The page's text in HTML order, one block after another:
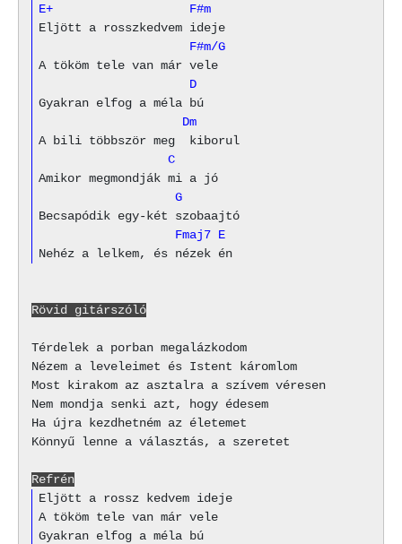
E+                   F#m
                     F#m/G
                     D
                    Dm
                  C
                   G
                   Fmaj7 E
Rövid gitárszóló
Térdelek a porban megalázkodom
Nézem a leveleimet és Istent káromlom
Most kirakom az asztalra a szívem véresen
Nem mondja senki azt, hogy édesem
Ha újra kezdhetném az életemet
Könnyű lenne a választás, a szeretet
Refrén
Eljött a rossz kedvem ideje
A tököm tele van már vele
Gyakran elfog a méla bú